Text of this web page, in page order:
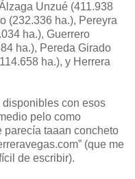
Unzué (411.938
(232.336 ha.), Pereyra
ha.), Guerrero
ha.), Pereda Girado
ha.), y Herrera
disponibles con esos
pelo como
parecía taaan concheto
(que me
de escribir).